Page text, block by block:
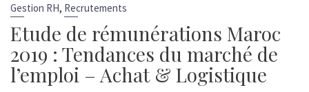
Gestion RH, Recrutements
Etude de rémunérations Maroc
2019 : Tendances du marché de
l’emploi – Achat & Logistique